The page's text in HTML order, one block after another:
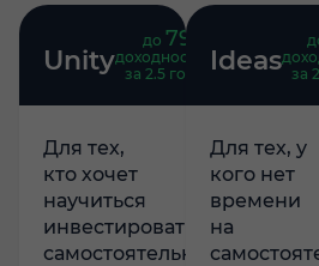
Unity
до 79
доходность
за 2.5 года
Для тех,
кто хочет
научиться
инвестировать
самостоятельно,
Ideas
за
Для тех, у
кого нет
времени
на